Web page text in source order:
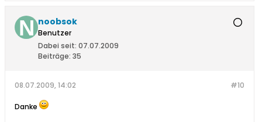
noobsok
Benutzer
Dabei seit: 07.07.2009
Beiträge: 35
#10
08.07.2009, 14:02
Danke